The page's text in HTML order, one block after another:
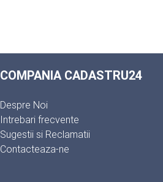
COMPANIA CADASTRU24
Despre Noi
Intrebari frecvente
Sugestii si Reclamatii
Contacteaza-ne